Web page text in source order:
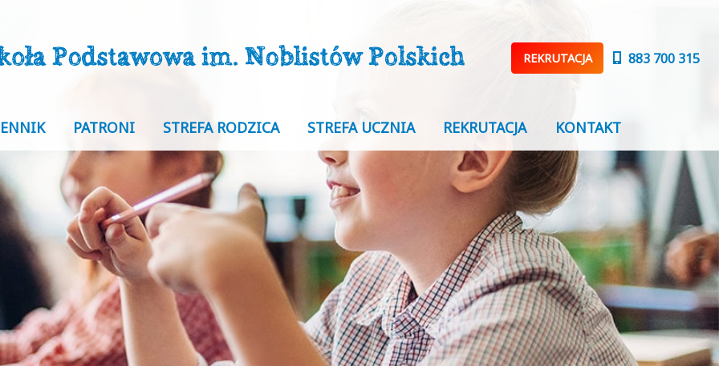
REKRUTACJA 883 700 315
PATRONI STREFA RODZICA STREFA UCZNIA REKRUTACJA KONTAKT